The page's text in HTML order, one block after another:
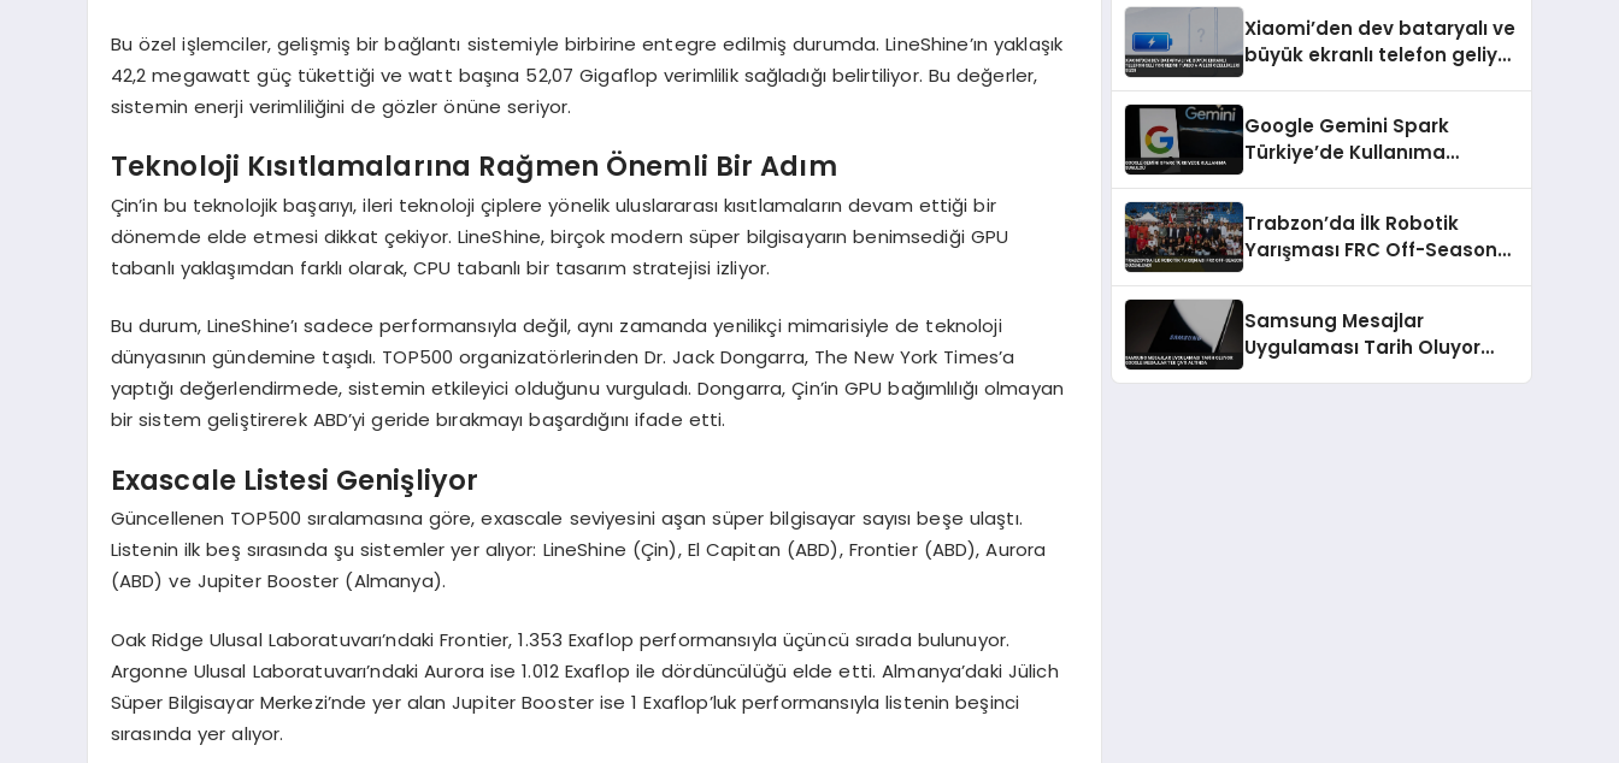
Bu özel işlemciler, gelişmiş bir bağlantı sistemiyle birbirine entegre edilmiş durumda. LineShine’ın yaklaşık
42,2 megawatt güç tükettiği ve watt başına 52,07 Gigaflop verimlilik sağladığı belirtiliyor. Bu değerler,
sistemin enerji verimliliğini de gözler önüne seriyor.
Teknoloji Kısıtlamalarına Rağmen Önemli Bir Adım
Çin’in bu teknolojik başarıyı, ileri teknoloji çiplere yönelik uluslararası kısıtlamaların devam ettiği bir
dönemde elde etmesi dikkat çekiyor. LineShine, birçok modern süper bilgisayarın benimsediği GPU
tabanlı yaklaşımdan farklı olarak, CPU tabanlı bir tasarım stratejisi izliyor.
Bu durum, LineShine’ı sadece performansıyla değil, aynı zamanda yenilikçi mimarisiyle de teknoloji
dünyasının gündemine taşıdı. TOP500 organizatörlerinden Dr. Jack Dongarra, The New York Times’a
yaptığı değerlendirmede, sistemin etkileyici olduğunu vurguladı. Dongarra, Çin’in GPU bağımlılığı olmayan
bir sistem geliştirerek ABD’yi geride bırakmayı başardığını ifade etti.
Exascale Listesi Genişliyor
Güncellenen TOP500 sıralamasına göre, exascale seviyesini aşan süper bilgisayar sayısı beşe ulaştı.
Listenin ilk beş sırasında şu sistemler yer alıyor: LineShine (Çin), El Capitan (ABD), Frontier (ABD), Aurora
(ABD) ve Jupiter Booster (Almanya).
Oak Ridge Ulusal Laboratuvarı’ndaki Frontier, 1.353 Exaflop performansıyla üçüncü sırada bulunuyor.
Argonne Ulusal Laboratuvarı’ndaki Aurora ise 1.012 Exaflop ile dördüncülüğü elde etti. Almanya’daki Jülich
Süper Bilgisayar Merkezi’nde yer alan Jupiter Booster ise 1 Exaflop’luk performansıyla listenin beşinci
sırasında yer alıyor.
Xiaomi’den dev bataryalı ve
büyük ekranlı telefon geliyor
Google Gemini Spark
Türkiye’de Kullanıma
Trabzon’da İlk Robotik
Yarışması FRC Off-Season
Samsung Mesajlar
Uygulaması Tarih Oluyor